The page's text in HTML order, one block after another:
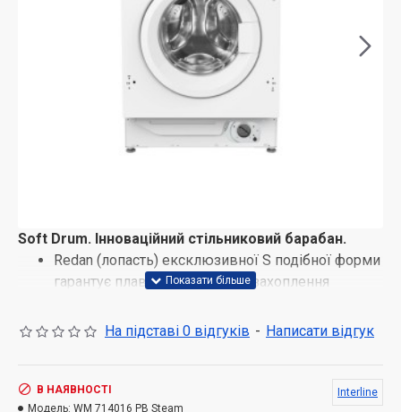
Soft Drum. Інноваційний стільниковий барабан.
Redan (лопасть) ексклюзивної S подібної форми
гарантує плавне та дбайливе захоплення
2196 мікроотворів діаметром 2.4 мм для
Генеруються хвилі.
На підставі 0 відгуків - Написати відгук
В НАЯВНОСТІ
Модель: WM 714016 PB Steam
Interline